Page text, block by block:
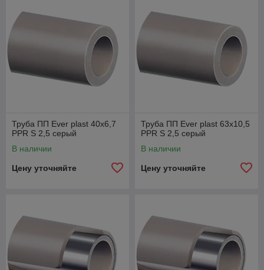
Труба ПП Ever plast 40x6,7
PPR S 2,5 серый
В наличии
Цену уточняйте
Труба ПП Ever plast 63x10,5
PPR S 2,5 серый
В наличии
Цену уточняйте